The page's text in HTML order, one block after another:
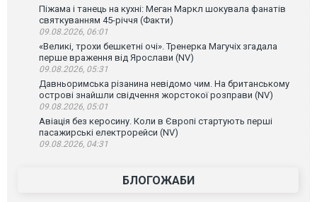
Піжама і танець на кухні: Меган Маркл шокувала фанатів
святкуванням 45-річчя (Факти)
09.08.2026, 06:01
«Великі, трохи бешкетні очі». Тренерка Магучіх згадала
перше враження від Ярослави (NV)
09.08.2026, 05:31
Давньоримська різанина невідомо чим. На британському
острові знайшли свідчення жорстокої розправи (NV)
09.08.2026, 05:01
Авіація без керосину. Коли в Європі стартують перші
пасажирські електрорейси (NV)
09.08.2026, 04:31
БЛОГОЖАБИ